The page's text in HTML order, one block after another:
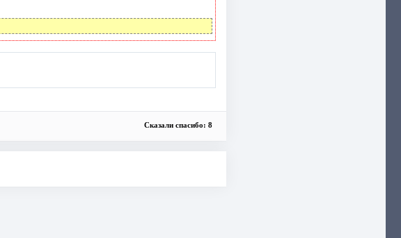
Сказали спасибо: 8